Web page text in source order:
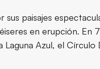
paisajes
en erupción. En
Azul, el Círculo